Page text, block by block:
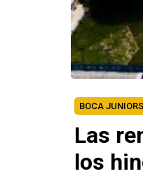
BOCA JUNIORS
Las
los